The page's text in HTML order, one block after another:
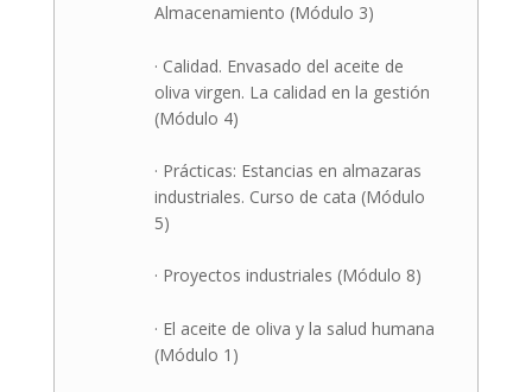
Almacenamiento (Módulo 3)
· Calidad. Envasado del aceite de
oliva virgen. La calidad en la gestión
(Módulo 4)
· Prácticas: Estancias en almazaras
industriales. Curso de cata (Módulo
5)
· Proyectos industriales (Módulo 8)
· El aceite de oliva y la salud humana
(Módulo 1)